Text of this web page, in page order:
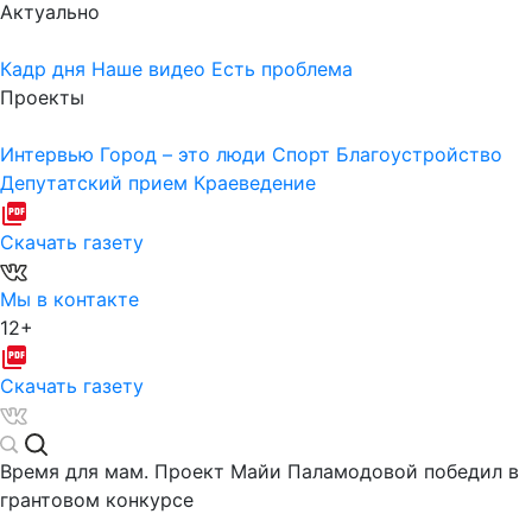
Актуально
Кадр дня Наше видео Есть проблема
Проекты
Интервью Город – это люди Спорт Благоустройство
Депутатский прием Краеведение
Скачать газету
Мы в контакте
12+
Скачать газету
Время для мам. Проект Майи Паламодовой победил в
грантовом конкурсе